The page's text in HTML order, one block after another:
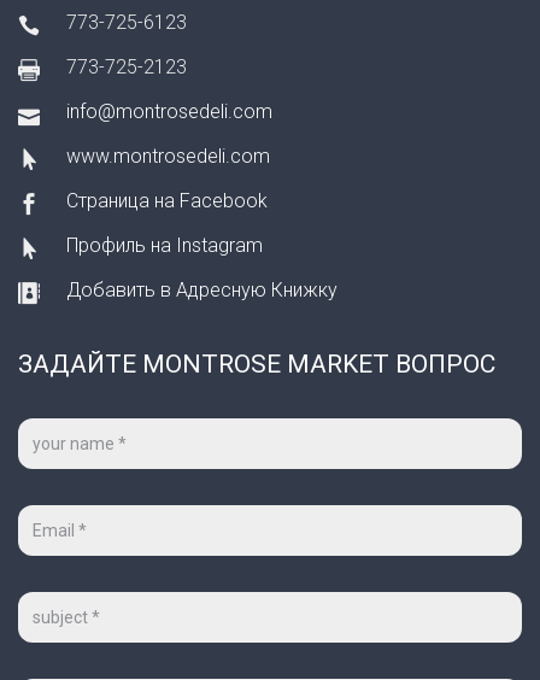
773-725-6123
773-725-2123
info@montrosedeli.com
www.montrosedeli.com
Страница на Facebook
Профиль на Instagram
Добавить в Адресную Книжку
ЗАДАЙТЕ MONTROSE MARKET ВОПРОС
Ваше
имя
Ваш
mail
Тема